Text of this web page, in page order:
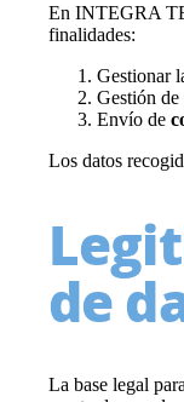
En INTEGRA
finalidades:
Gestionar
Gestión de
Envío de
Los datos
de
La base legal